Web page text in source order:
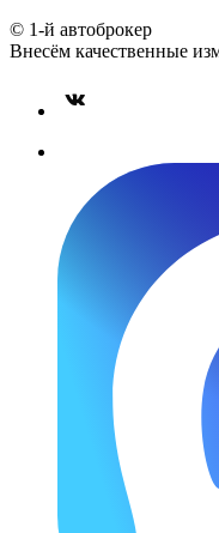
© 1-й автоброкер
Внесём качественные